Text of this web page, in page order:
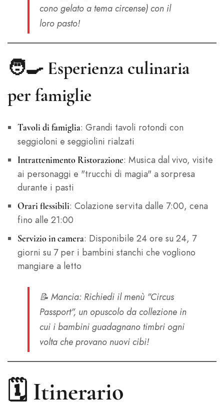
cono gelato a tema circense) con il
loro pasto!
🧑‍🍳 Esperienza culinaria
per famiglie
Tavoli di famiglia: Grandi tavoli rotondi con
seggioloni e seggiolini rialzati
Intrattenimento Ristorazione: Musica dal vivo, visite
ai personaggi e "trucchi di magia" a sorpresa
durante i pasti
Orari flessibili: Colazione servita dalle 7:00, cena
fino alle 21:00
Servizio in camera: Disponibile 24 ore su 24, 7
giorni su 7 per i bambini stanchi che vogliono
mangiare a letto
📝 Mancia: Richiedi il menù "Circus
Passport", un opuscolo da collezione in
cui i bambini guadagnano timbri ogni
volta che provano nuovi cibi!
🗓️ Itinerario